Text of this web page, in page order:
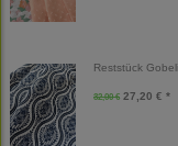
Reststück
32,00 € 27,20 € *